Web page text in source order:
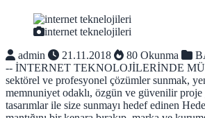
internet teknelojileri
admin
21.11.2018 80 Okunma
-- İNTERNET TEKNOLOJİLERİNDE
sektörel ve profesyonel çözümler sunmak,
memnuniyet odaklı, özgün ve güvenilir proje
tasarımlar ile size sunmayı hedef edinen